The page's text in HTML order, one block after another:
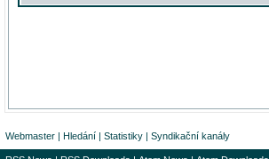
Webmaster | Hledání | Statistiky | Syndikační kanály